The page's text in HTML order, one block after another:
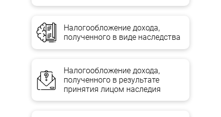
Налогообложение дохода,
полученного в виде наследства
Налогообложение дохода,
полученного в результате
принятия лицом наследия